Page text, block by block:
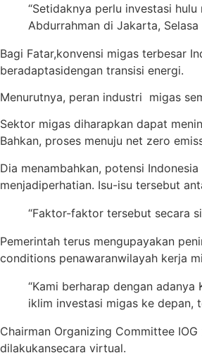
“Setidaknya perlu investasi hulu
Abdurrahman di Jakarta, Selasa
Bagi Fatar,konvensi migas terbesar
beradaptasidengan transisi energi.
Menurutnya, peran industri migas
Sektor migas diharapkan dapat
Bahkan, proses menuju net zero
Dia menambahkan, potensi Indonesia
menjadiperhatian. Isu-isu tersebut
“Faktor-faktor tersebut secara
Pemerintah terus mengupayakan
conditions penawaranwilayah kerja
“Kami berharap dengan adanya
iklim investasi migas ke depan,
Chairman Organizing Committee
dilakukansecara virtual.